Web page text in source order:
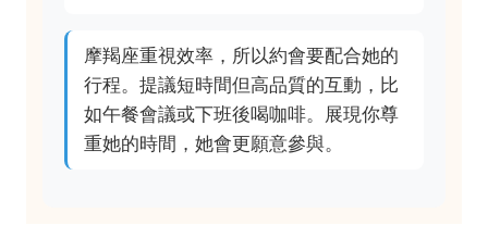
摩羯座重視效率，所以約會要配合她的
行程。提議短時間但高品質的互動，比
如午餐會議或下班後喝咖啡。展現你尊
重她的時間，她會更願意參與。